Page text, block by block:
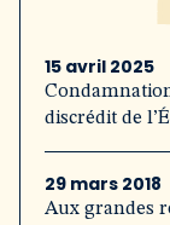
15 avril 2025
discrédit de
29 mars 2018
Aux grandes